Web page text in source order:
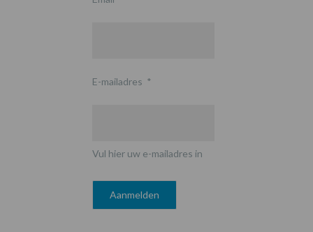
E-mailadres *
Vul hier uw e-mailadres in